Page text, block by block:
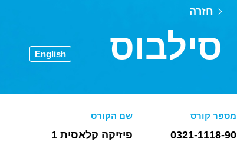
חזרה
סילבוס English
מספר קורס
0321-1118-90
שם הקורס
פיזיקה קלאסית 1